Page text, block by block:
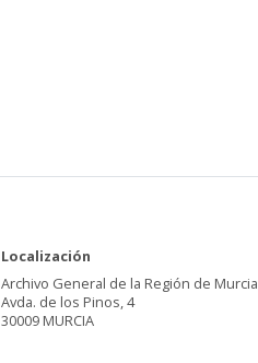
Localización
Archivo General de la Región de Murcia
Avda. de los Pinos, 4
30009 MURCIA